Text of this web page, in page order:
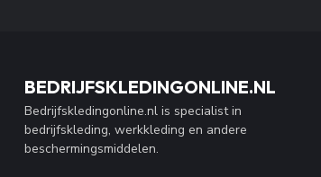
BEDRIJFSKLEDINGONLINE.NL
Bedrijfskledingonline.nl is specialist in
bedrijfskleding, werkkleding en andere
beschermingsmiddelen.